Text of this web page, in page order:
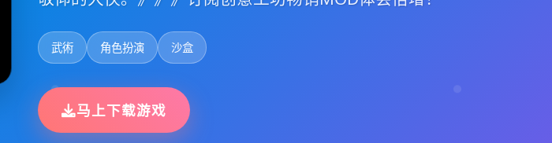
武術 角色扮演 沙盒
马上下载游戏